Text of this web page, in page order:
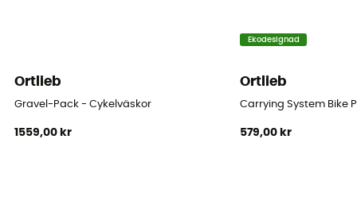
Ja
Placering av väska
Pakethållare
Ortlieb
Gravel-Pack - Cykelväskor
1559,00 kr
Ekodesignad
Ortlieb
Carrying System Bike
579,00 kr